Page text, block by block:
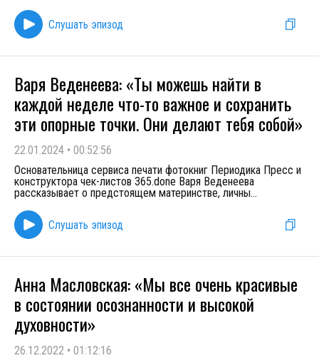
Слушать эпизод
Варя Веденеева: «Ты можешь найти в
каждой неделе что-то важное и сохранить
эти опорные точки. Они делают тебя собой»
22.01.2024 • 00:52:56
Основательница сервиса печати фотокниг Периодика Пресс и
конструктора чек-листов 365.done Варя Веденеева
рассказывает о предстоящем материнстве, личны...
Слушать эпизод
Анна Масловская: «Мы все очень красивые
в состоянии осознанности и высокой
духовности»
26.12.2022 • 01:12:16